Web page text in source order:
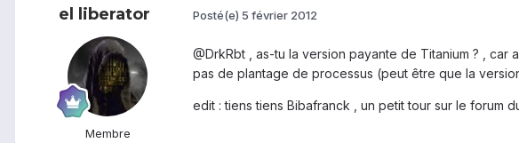
el liberator
Membre
Posté(e) 5 février 2012
@DrkRbt , as-tu la version payante de Titanium ? ,
pas de plantage de processus (peut être que la
edit : tiens tiens Bibafranck , un petit tour sur le forum